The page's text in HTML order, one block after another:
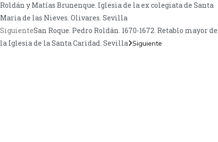
Roldán y Matías Brunenque. Iglesia de la ex colegiata de Santa
Maria de las Nieves. Olivares. Sevilla
SiguienteSan Roque. Pedro Roldán. 1670-1672. Retablo mayor de
la Iglesia de la Santa Caridad. Sevilla Siguiente